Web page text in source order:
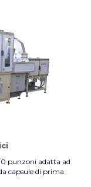
punzoni adatta ad
capsule di prima